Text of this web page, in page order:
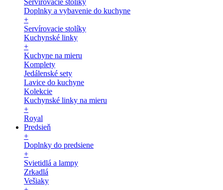
Servírovacie stolíky
Doplnky a vybavenie do kuchyne
+
Servírovacie stolíky
Kuchynské linky
+
Kuchyne na mieru
Komplety
Jedálenské sety
Lavice do kuchyne
Kolekcie
Kuchynské linky na mieru
+
Royal
Predsieň
+
Doplnky do predsiene
+
Svietidlá a lampy
Zrkadlá
Vešiaky